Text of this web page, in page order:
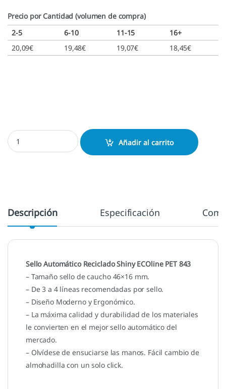
Precio por Cantidad (volumen de compra)
2-5
6-10 11-15
16+
20,09€ 19,48€ 19,07€ 18,45€
ECOline PET 843 - 46x16 mm. cantidad
Añadir al carrito
Descripción Especificación
Sello Automático Reciclado Shiny ECOline PET 843
– Tamaño sello de caucho 46×16 mm.
– De 3 a 4 líneas recomendadas por sello.
– Diseño Moderno y Ergonómico.
– La máxima calidad y durabilidad de los materiales
le convierten en el mejor sello automático del
mercado.
– Olvídese de ensuciarse las manos. Fácil cambio de
almohadilla con un solo click.